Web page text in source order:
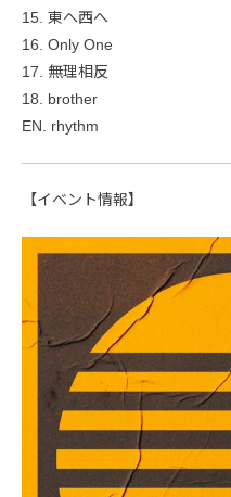
15. 東へ西へ
16. Only One
17. 無理相反
18. brother
EN. rhythm
【イベント情報】